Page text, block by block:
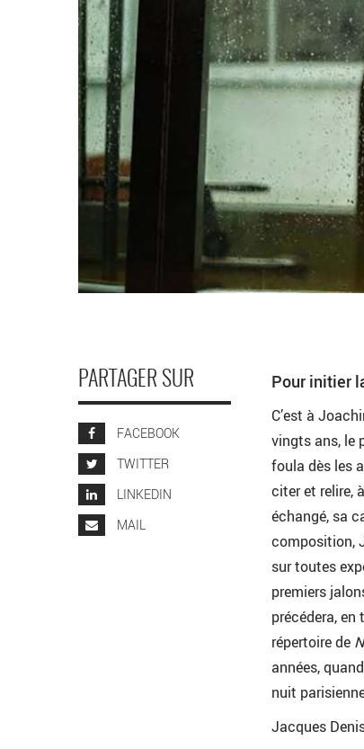
PARTAGER SUR
FACEBOOK
TWITTER
LINKEDIN
MAIL
Pour initier
C’est à
vingts ans, le
foula dès les
citer et relire,
échangé, sa
composition,
sur toutes
premiers
précédera,
répertoire de
années,
nuit
Jacques